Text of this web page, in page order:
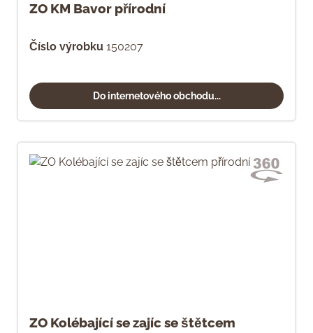
ZO KM Bavor přírodní
Číslo výrobku 150207
Do internetového obchodu...
ZO Kolébající se zajíc se štětcem